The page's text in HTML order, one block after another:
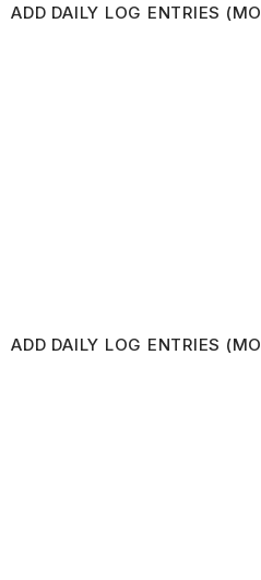
ADD DAILY LOG ENTRIES
ADD DAILY LOG ENTRIES